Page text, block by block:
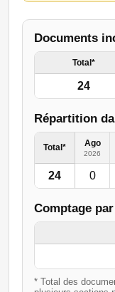
Documents
Total*
24
Répartition
Total* Ago
2026
24 0
Comptage
* Total des